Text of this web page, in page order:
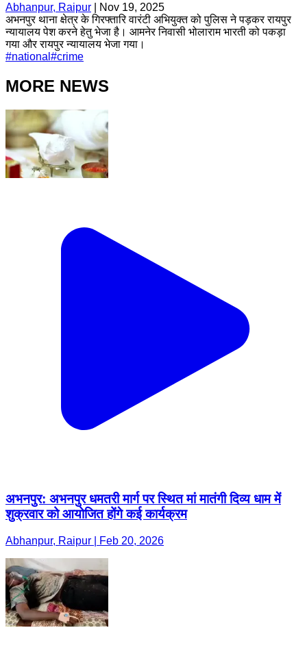
Abhanpur, Raipur
Nov 19, 2025
अभनपुर थाना क्षेत्र के गिरफ्तारि वारंटी अभियुक्त को पुलिस ने पड़कर रायपुर
न्यायालय पेश करने हेतु भेजा है। आमनेर निवासी भोलाराम भारती को पकड़ा
गया और रायपुर न्यायालय भेजा गया।
#national #crime
MORE NEWS
अभनपुर: अभनपुर धमतरी मार्ग पर स्थित मां मातंगी दिव्य धाम में
शुक्रवार को आयोजित होंगे कई कार्यक्रम
Abhanpur, Raipur | Feb 20, 2026